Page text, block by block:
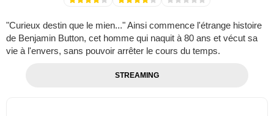
"Curieux destin que le mien..." Ainsi commence l'étrange histoire
de Benjamin Button, cet homme qui naquit à 80 ans et vécut sa
vie à l'envers, sans pouvoir arrêter le cours du temps.
STREAMING